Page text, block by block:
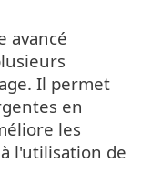
avancé
Il permet
en
les
l'utilisation de